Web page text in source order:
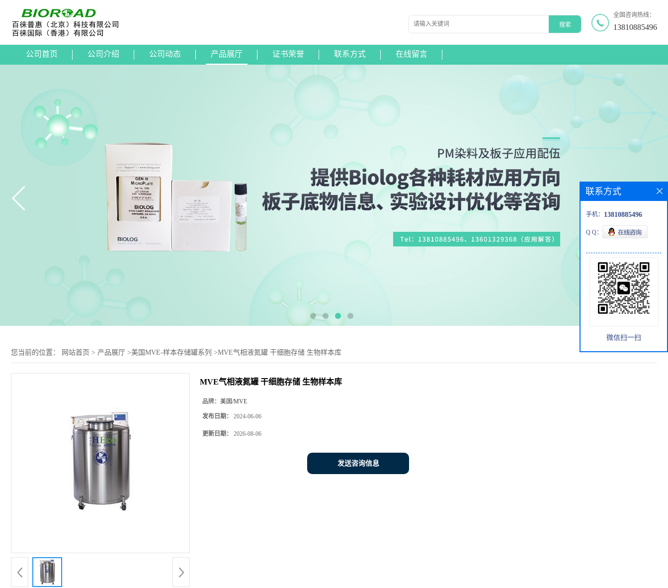
全国咨询热线：
13810885496
公司首页 公司介绍 公司动态 产品展厅 证书荣誉 联系方式 在线留言
您当前的位置： 网站首页 > 产品展厅 >美国MVE-样本存储罐系列 >MVE气相液氮罐 干细胞存储 生物样本库
MVE气相液氮罐 干细胞存储 生物样本库
品牌： 美国/MVE
发布日期： 2024-06-06
更新日期： 2026-08-06
发送咨询信息
联系方式
手机： 13810885496
Q Q：
微信扫一扫